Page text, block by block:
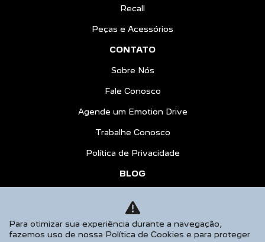
Recall
Peças e Acessórios
CONTATO
Sobre Nós
Fale Conosco
Agende um Emotion Drive
Trabalhe Conosco
Política de Privacidade
BLOG
AGENDE UM TEST DRIVE
Para otimizar sua experiência durante a navegação,
fazemos uso de nossa Política de Cookies e para proteger